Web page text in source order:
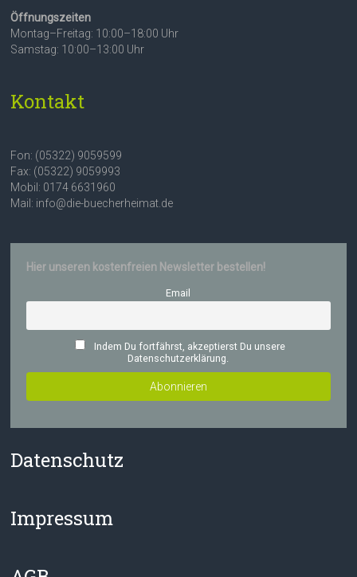
Öffnungszeiten
Montag–Freitag: 10:00–18:00 Uhr
Samstag: 10:00–13:00 Uhr
Kontakt
Fon: (05322) 9059599
Fax: (05322) 9059993
Mobil: 0174 6631960
Mail: info@die-buecherheimat.de
Hier unseren kostenfreien Newsletter bestellen!
Email
Indem Du fortfährst, akzeptierst Du unsere
Datenschutzerklärung.
Datenschutz
Impressum